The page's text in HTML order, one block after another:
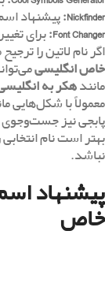
Nickfinder
:پیشنهاد
Font Changer
:برای
اگر نام لاتین را
خاص انگلیسی
مانندهکر به
پابجی نیز جست‌وجوی
بهتر است نام
نباشد.
پیشنهاد
خاص